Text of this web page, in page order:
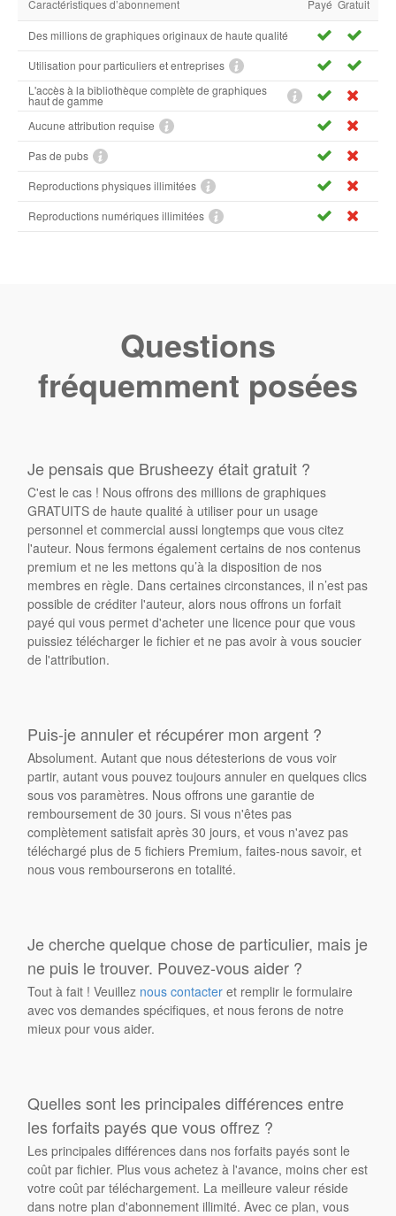
Caractéristiques d’abonnement Payé Gratuit
Des millions de graphiques originaux de haute qualité
Utilisation pour particuliers et entreprises
L'accès à la bibliothèque complète de graphiques
haut de gamme
Aucune attribution requise
Pas de pubs
Reproductions physiques illimitées
Reproductions numériques illimitées
Questions
fréquemment posées
Je pensais que Brusheezy était gratuit ?
C'est le cas ! Nous offrons des millions de graphiques
GRATUITS de haute qualité à utiliser pour un usage
personnel et commercial aussi longtemps que vous citez
l'auteur. Nous fermons également certains de nos contenus
premium et ne les mettons qu’à la disposition de nos
membres en règle. Dans certaines circonstances, il n’est pas
possible de créditer l'auteur, alors nous offrons un forfait
payé qui vous permet d'acheter une licence pour que vous
puissiez télécharger le fichier et ne pas avoir à vous soucier
de l'attribution.
Puis-je annuler et récupérer mon argent ?
Absolument. Autant que nous détesterions de vous voir
partir, autant vous pouvez toujours annuler en quelques clics
sous vos paramètres. Nous offrons une garantie de
remboursement de 30 jours. Si vous n'êtes pas
complètement satisfait après 30 jours, et vous n'avez pas
téléchargé plus de 5 fichiers Premium, faites-nous savoir, et
nous vous rembourserons en totalité.
Je cherche quelque chose de particulier, mais je
ne puis le trouver. Pouvez-vous aider ?
Tout à fait ! Veuillez nous contacter et remplir le formulaire
avec vos demandes spécifiques, et nous ferons de notre
mieux pour vous aider.
Quelles sont les principales différences entre
les forfaits payés que vous offrez ?
Les principales différences dans nos forfaits payés sont le
coût par fichier. Plus vous achetez à l'avance, moins cher est
votre coût par téléchargement. La meilleure valeur réside
dans notre plan d'abonnement illimité. Avec ce plan, vous